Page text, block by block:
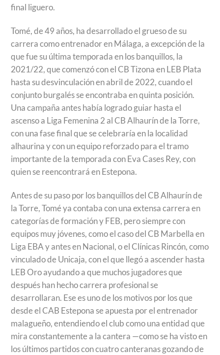
final liguero.
Tomé, de 49 años, ha desarrollado el grueso de su
carrera como entrenador en Málaga, a excepción de la
que fue su última temporada en los banquillos, la
2021/22, que comenzó con el CB Tizona en LEB Plata
hasta su desvinculación en abril de 2022, cuando el
conjunto burgalés se encontraba en quinta posición.
Una campaña antes había logrado guiar hasta el
ascenso a Liga Femenina 2 al CB Alhaurín de la Torre,
con una fase final que se celebraría en la localidad
alhaurina y con un equipo reforzado para el tramo
importante de la temporada con Eva Cases Rey, con
quien se reencontrará en Estepona.
Antes de su paso por los banquillos del CB Alhaurín de
la Torre, Tomé ya contaba con una extensa carrera en
categorías de formación y FEB, pero siempre con
equipos muy jóvenes, como el caso del CB Marbella en
Liga EBA y antes en Nacional, o el Clínicas Rincón, como
vinculado de Unicaja, con el que llegó a ascender hasta
LEB Oro ayudando a que muchos jugadores que
después han hecho carrera profesional se
desarrollaran. Ese es uno de los motivos por los que
desde el CAB Estepona se apuesta por el entrenador
malagueño, entendiendo el club como una entidad que
mira constantemente a la cantera —como se ha visto en
los últimos partidos con cuatro canteranas gozando de